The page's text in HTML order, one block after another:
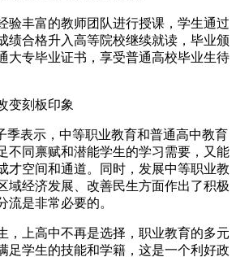
验丰富的教师团队进行授课，学生通过
绩合格升入高等院校继续就读，毕业颁
大专毕业证书，享受普通高校毕业生待
变刻板印象
季表示，中等职业教育和普通高中教育
不同禀赋和潜能学生的学习需要，又能
才空间和通道。同时，发展中等职业教
域经济发展、改善民生方面作出了积极
流是非常必要的。
，上高中不再是选择，职业教育的多元
足学生的技能和学籍，这是一个利好政